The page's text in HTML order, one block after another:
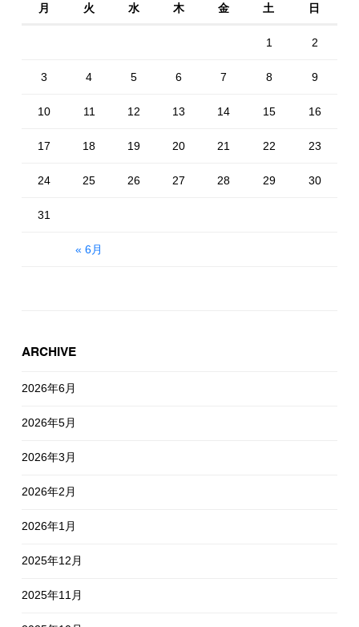
月 火 水 木 金 土 日
« 6月
1 2
3 4 5 6 7 8 9
10 11 12 13 14 15 16
17 18 19 20 21 22 23
24 25 26 27 28 29 30
31
ARCHIVE
2026年6月
2026年5月
2026年3月
2026年2月
2026年1月
2025年12月
2025年11月